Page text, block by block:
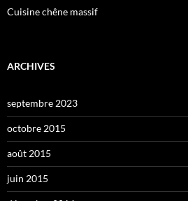
Cuisine chêne massif
ARCHIVES
septembre 2023
octobre 2015
août 2015
juin 2015